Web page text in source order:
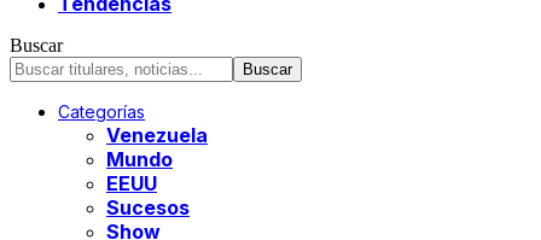
Buscar
Categorías
Venezuela
Mundo
EEUU
Sucesos
Show